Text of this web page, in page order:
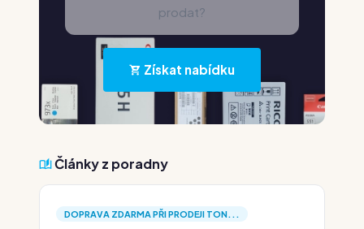
prodat?
Získat nabídku
Články z poradny
DOPRAVA ZDARMA PŘI PRODEJI TON...